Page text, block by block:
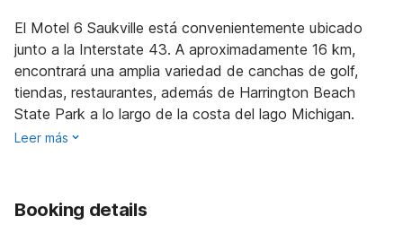
El Motel 6 Saukville está convenientemente ubicado
junto a la Interstate 43. A aproximadamente 16 km,
encontrará una amplia variedad de canchas de golf,
tiendas, restaurantes, además de Harrington Beach
State Park a lo largo de la costa del lago Michigan.
Leer más
Booking details